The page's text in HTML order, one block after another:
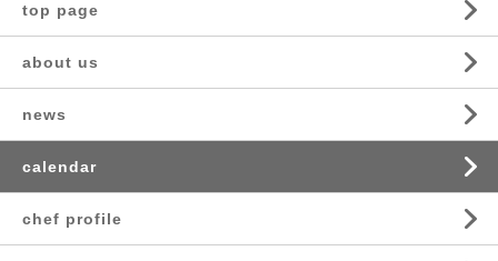
top page
about us
news
calendar
chef profile